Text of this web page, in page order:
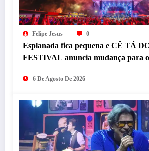
Felipe Jesus 0
Esplanada fica pequena e CÊ TÁ
FESTIVAL anuncia mudança para
do Mineirão
6 De Agosto De 2026